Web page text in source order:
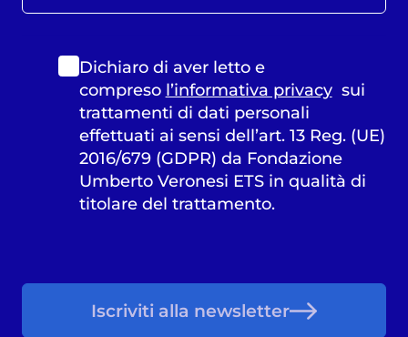
Dichiaro di aver letto e
compreso l’informativa privacysui
trattamenti di dati personali
effettuati ai sensi dell’art. 13 Reg. (UE)
2016/679 (GDPR) da Fondazione
Umberto Veronesi ETS in qualità di
titolare del trattamento.
Iscriviti alla newsletter